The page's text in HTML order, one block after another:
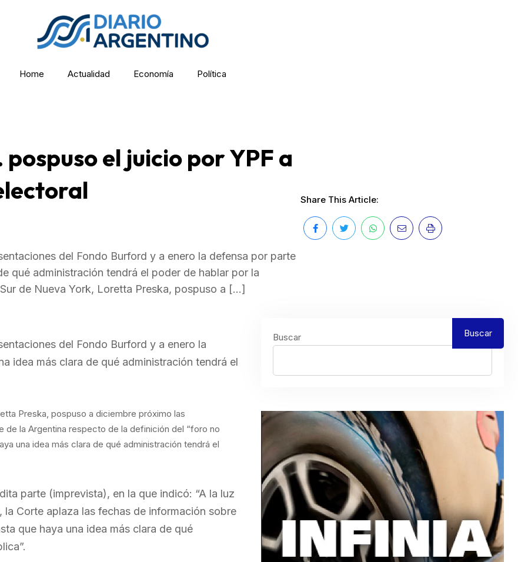
Home Actualidad Economía Política
el juicio por YPF a
del Fondo Burford y a enero la defensa por parte
qué administración tendrá el poder de hablar por la
de Nueva York, Loretta Preska, pospuso a […]
Share This Article:
del Fondo Burford y a enero la
idea más clara de qué administración tendrá el
Preska, pospuso a diciembre próximo las
la Argentina respecto de la definición del “foro no
una idea más clara de qué administración tendrá el
parte (imprevista), en la que indicó: “A la luz
Corte aplaza las fechas de información sobre
que haya una idea más clara de qué
Buscar Buscar